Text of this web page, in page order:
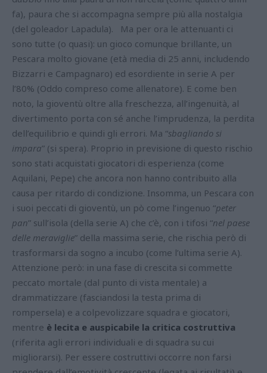
fa), paura che si accompagna sempre più alla nostalgia
(del goleador Lapadula).
Ma per ora le attenuanti ci
sono tutte (o quasi): un gioco comunque brillante, un
Pescara molto giovane (età media di 25 anni, includendo
Bizzarri e Campagnaro) ed esordiente in serie A per
l’80% (Oddo compreso come allenatore). E come ben
noto, la gioventù oltre alla freschezza, all’ingenuità, al
divertimento porta con sé anche l’imprudenza, la perdita
dell’equilibrio e quindi gli errori. Ma “sbagliando si
impara” (si spera). Proprio in previsione di questo rischio
sono stati acquistati giocatori di esperienza (come
Aquilani, Pepe) che ancora non hanno contribuito alla
causa per ritardo di condizione. Insomma, un Pescara con
i suoi peccati di gioventù, un pò come l’ingenuo “peter
pan” sull’isola (della serie A) che c’è, con i tifosi “nel paese
delle meraviglie” della massima serie, che rischia però di
trasformarsi da sogno a incubo (come l’ultima serie A).
Attenzione però: in una fase di crescita si commette
peccato mortale (dal punto di vista mentale) a
drammatizzare (fasciandosi la testa prima di
rompersela) e a colpevolizzare squadra e giocatori,
mentre è lecita e auspicabile la critica costruttiva
(riferita agli errori individuali e di squadra su cui
migliorarsi). Per essere costruttivi occorre non farsi